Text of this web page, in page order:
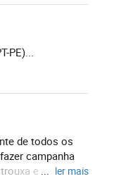
acima de
Rede,
nunca
PE)...
de todos os
campanha
e sabe q
... ler mais